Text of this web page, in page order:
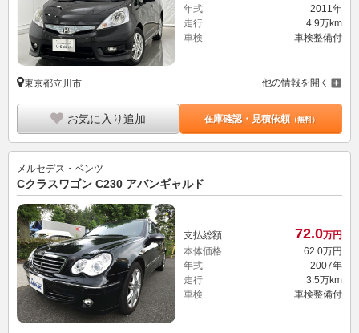
年式
2011年
走行
4.9万km
車検
車検整備付
東京都立川市 他の情報を開く
お気に入り追加 在庫確認・見積依頼（無料）
メルセデス・ベンツ
Cクラスワゴン C230 アバンギャルド
支払総額 72.0万円
本体価格
62.0万円
年式
2007年
走行
3.5万km
車検
車検整備付